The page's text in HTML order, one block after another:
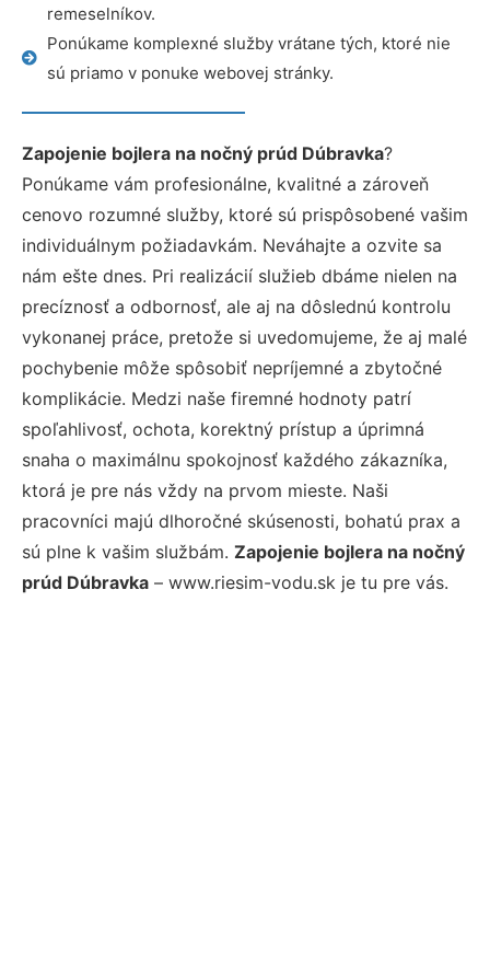
remeselníkov.
Ponúkame komplexné služby vrátane tých, ktoré nie
sú priamo v ponuke webovej stránky.
Zapojenie bojlera na nočný prúd Dúbravka?
Ponúkame vám profesionálne, kvalitné a zároveň
cenovo rozumné služby, ktoré sú prispôsobené vašim
individuálnym požiadavkám. Neváhajte a ozvite sa
nám ešte dnes. Pri realizácií služieb dbáme nielen na
precíznosť a odbornosť, ale aj na dôslednú kontrolu
vykonanej práce, pretože si uvedomujeme, že aj malé
pochybenie môže spôsobiť nepríjemné a zbytočné
komplikácie. Medzi naše firemné hodnoty patrí
spoľahlivosť, ochota, korektný prístup a úprimná
snaha o maximálnu spokojnosť každého zákazníka,
ktorá je pre nás vždy na prvom mieste. Naši
pracovníci majú dlhoročné skúsenosti, bohatú prax a
sú plne k vašim službám. Zapojenie bojlera na nočný
prúd Dúbravka – www.riesim-vodu.sk je tu pre vás.